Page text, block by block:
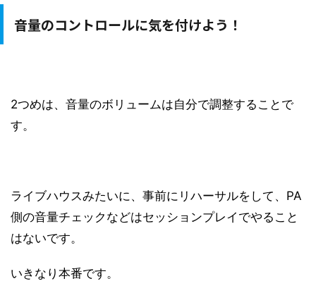
音量のコントロールに気を付けよう！
2つめは、音量のボリュームは自分で調整することで
す。
ライブハウスみたいに、事前にリハーサルをして、PA
側の音量チェックなどはセッションプレイでやること
はないです。
いきなり本番です。